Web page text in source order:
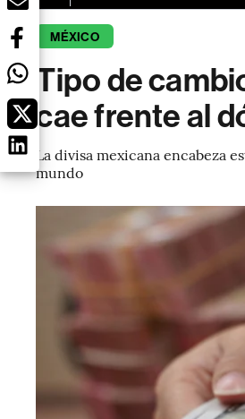
MÉXICO
Tipo de
cae frente al
La divisa mexicana encabeza
mundo